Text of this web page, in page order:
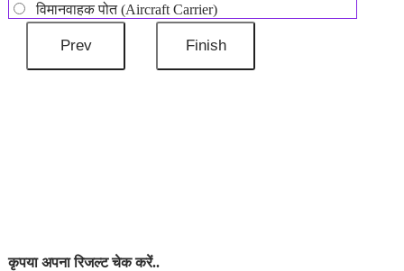
विमानवाहक पोत (Aircraft Carrier)
कृपया अपना रिजल्ट चेक करें..